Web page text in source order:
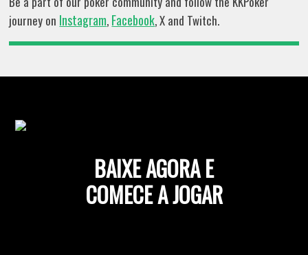
journey on Instagram, Facebook, X and Twitch.
BAIXE AGORA E
COMECE A JOGAR